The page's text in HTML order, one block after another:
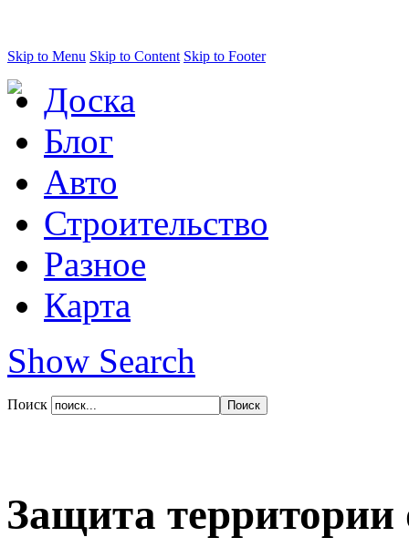
Skip to Menu Skip to Content Skip to Footer
Доска
Блог
Авто
Строительство
Разное
Карта
Show Search
Поиск
Защита территории